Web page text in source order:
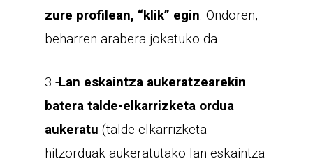
zure profilean, “klik” egin . Ondoren,
beharren arabera jokatuko da.
3.-Lan eskaintza aukeratzearekin
batera talde-elkarrizketa ordua
aukeratu (talde-elkarrizketa
hitzorduak aukeratutako lan eskaintza